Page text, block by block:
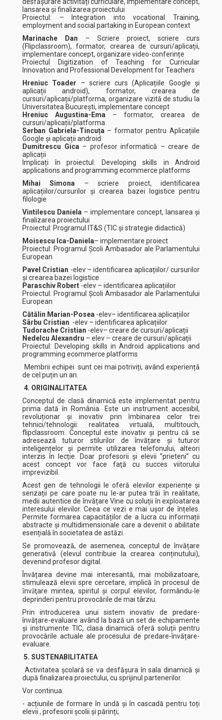
lansarea și finalizarea proiectului
Proiectul: – Integration into vocational Training,
employment and social partaking in European context
Marinache Dan – Scriere proiect, scriere curs
(Flipclassroom), formator, crearea de cursuri/aplicații,
implementare concept, organizare video-conferințe
Proiectul Digitization of Teaching for Curricular
Innovation and Professional Development for Teachers
Hreniuc Toader – scriere curs (Aplicațiile Google și
aplicații android), formator, crearea de
cursuri/aplicații/platforma, organizare vizită de studiu la
Universitatea București, implementare concept
Hreniuc Augustina-Ema – formator, crearea de
cursuri/aplicații/platforma
Serban Gabriela-Tincuța – formator pentru Aplicațiile
Google și aplicații android
Dumitrescu Gica – profesor informatică – creare de
aplicații
Implicați în proiectul: Developing skills in Android
applications and programming ecommerce platforms
Mihai Simona – scriere proiect, identificarea
aplicațiilor/cursurilor și crearea bazei logistice pentru
filologie
Vintilescu Daniela – implementare concept, lansarea și
finalizarea proiectului
Proiectul: Programul IT&S (TIC și strategie didactică)
Moisescu Ica-Daniela– implementare proiect
Proiectul: Programul Școli Ambasador ale Parlamentului
European
Pavel Cristian -elev – identificarea aplicațiilor/ cursurilor
și crearea bazei logistice
Paraschiv Robert -elev – identificarea aplicațiilor
Proiectul: Programul Școli Ambasador ale Parlamentului
European
Cătălin Marian-Posea -elev– identificarea aplicațiilor
Sârbu Cristian -elev – identificarea aplicațiilor
Tudorache Cristian -elev– creare de cursuri/aplicații
Nedelcu Alexandru – elev – creare de cursuri/aplicații
Proiectul: Developing skills in Android applications and
programming ecommerce platforms
Membrii echipei sunt cei mai potriviți, având experiență
de cel puțin un an.
4. ORIGINALITATEA
Conceptul de clasă dinamică este implementat pentru
prima dată în România. Este un instrument accesibil,
revoluționar și inovativ prin îmbinarea celor trei
tehnici/tehnologii: realitatea virtuală, multitouch,
flipclassroom. Conceptul este inovativ și pentru că se
adresează tuturor stilurilor de învățare și tuturor
inteligențelor și permite utilizarea telefonului, alteori
interzis în lecție. Doar profesorii și elevii ”prieteni” cu
acest concept vor face față cu succes viitorului
imprevizibil.
Acest gen de tehnologii le oferă elevilor experiențe și
senzații pe care poate nu le-ar putea trăi în realitate,
medii autentice de învățare Vine cu soluții în exploatarea
interesului elevilor. Ceea ce vezi e mai ușor de înțeles.
Permite formarea capacităților de a lucra cu informații
abstracte și multidimensionale care a devenit o abilitate
esențială în societatea de astăzi.
Se promovează, de asemenea, conceptul de învățare
generativă (elevul contribuie la crearea conținutului),
devenind profesor digital.
Învățarea devine mai interesantă, mai mobilizatoare,
stimulează elevii spre cercetare, implică ȋn procesul de
ȋnvǎţare mintea, spiritul și corpul elevilor, formându-le
deprinderi pentru provocările de mai târziu.
Prin introducerea unui sistem inovativ de predare-
învățare-evaluare având la bază un set de echipamente
și instrumente TIC, clasa dinamică oferă soluții pentru
provocările actuale ale procesului de predare-învățare-
evaluare.
5. SUSTENABILITATEA
Activitatea școlară se va desfășura în sala dinamică și
după finalizarea proiectului, cu sprijinul partenerilor.
Vor continua:
- acțiunile de formare în undă și în cascadă pentru toți
elevii , profesorii școlii și părinți;